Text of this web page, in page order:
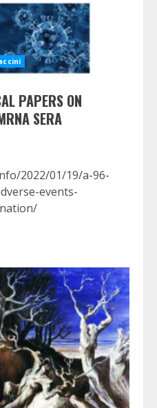
PAPERS ON
SERA
2022/01/19/a-96-
events-